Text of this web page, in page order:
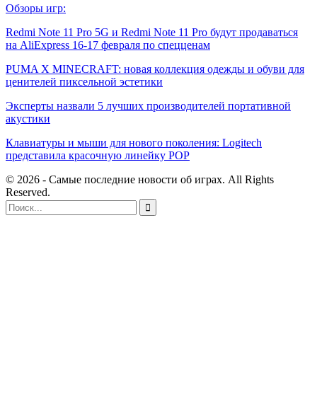
Обзоры игр:
Redmi Note 11 Pro 5G и Redmi Note 11 Pro будут продаваться
на AliExpress 16-17 февраля по спецценам
PUMA X MINECRAFT: новая коллекция одежды и обуви для
ценителей пиксельной эстетики
Эксперты назвали 5 лучших производителей портативной
акустики
Клавиатуры и мыши для нового поколения: Logitech
представила красочную линейку POP
© 2026 - Самые последние новости об играх. All Rights
Reserved.